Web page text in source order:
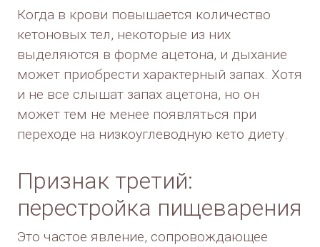
Когда в крови повышается количество
кетоновых тел, некоторые из них
выделяются в форме ацетона, и дыхание
может приобрести характерный запах. Хотя
и не все слышат запах ацетона, но он
может тем не менее появляться при
переходе на низкоуглеводную кето диету.
Признак третий:
перестройка пищеварения
Это частое явление, сопровождающее